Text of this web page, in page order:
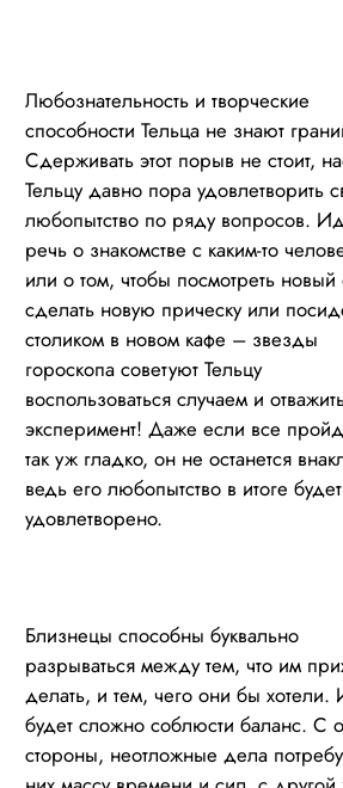
Любознательность и творческие
способности Тельца не знают
Сдерживать этот порыв не стоит,
Тельцу давно пора удовлетворить
любопытство по ряду вопросов.
речь о знакомстве с каким-то
или о том, чтобы посмотреть
сделать новую прическу или
столиком в новом кафе – звезды
гороскопа советуют Тельцу
воспользоваться случаем и
эксперимент! Даже если все
так уж гладко, он не останется
ведь его любопытство в итоге будет
удовлетворено.
Близнецы способны буквально
разрываться между тем, что им
делать, и тем, чего они бы хотели.
будет сложно соблюсти баланс. С
стороны, неотложные дела